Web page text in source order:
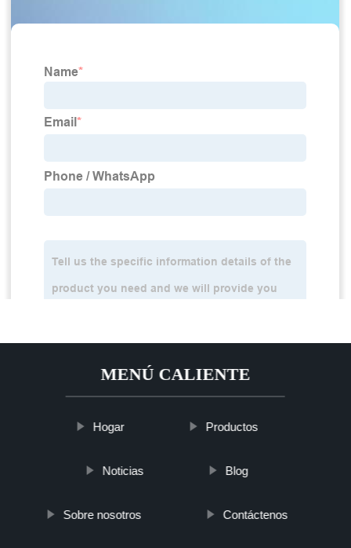
MENÚ CALIENTE
Hogar Productos
Noticias Blog
Sobre nosotros Contáctenos